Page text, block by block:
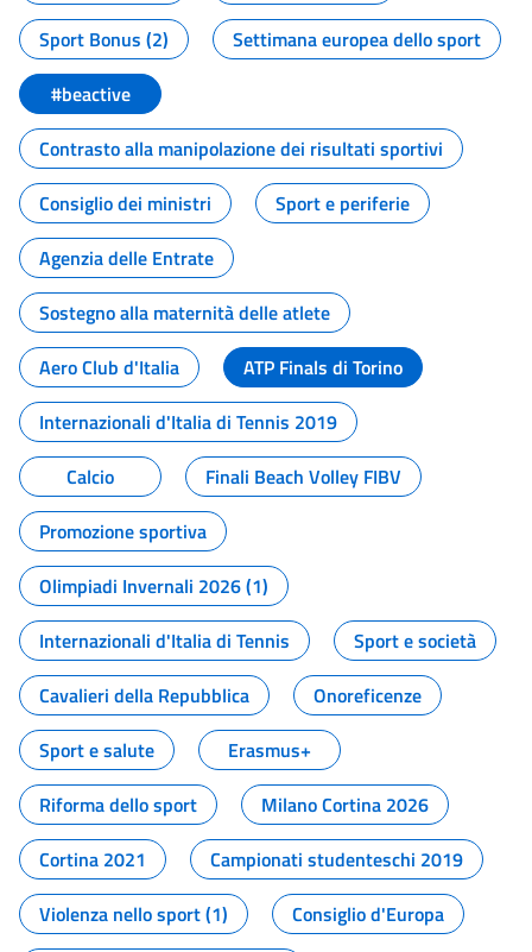
Sport Bonus (2)
Settimana europea dello sport
#beactive
Contrasto alla manipolazione dei risultati sportivi
Consiglio dei ministri
Sport e periferie
Agenzia delle Entrate
Sostegno alla maternità delle atlete
Aero Club d'Italia
ATP Finals di Torino
Internazionali d'Italia di Tennis 2019
Calcio
Finali Beach Volley FIBV
Promozione sportiva
Olimpiadi Invernali 2026 (1)
Internazionali d'Italia di Tennis
Sport e società
Cavalieri della Repubblica
Onoreficenze
Sport e salute
Erasmus+
Riforma dello sport
Milano Cortina 2026
Cortina 2021
Campionati studenteschi 2019
Violenza nello sport (1)
Consiglio d'Europa